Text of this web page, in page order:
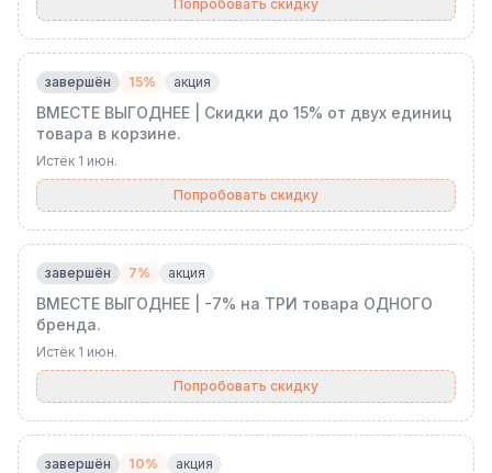
Попробовать скидку
завершён 15% акция
ВМЕСТЕ ВЫГОДНЕЕ | Скидки до 15% от двух единиц
товара в корзине.
Истёк 1 июн.
Попробовать скидку
завершён 7% акция
ВМЕСТЕ ВЫГОДНЕЕ | -7% на ТРИ товара ОДНОГО
бренда.
Истёк 1 июн.
Попробовать скидку
завершён 10% акция